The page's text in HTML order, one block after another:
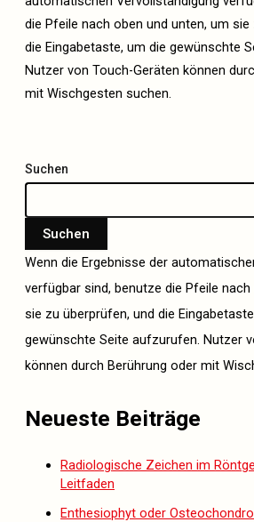
die Pfeile nach oben und unten, um
die Eingabetaste, um die gewünschte
Nutzer von Touch-Geräten können
mit Wischgesten suchen.
Suchen
Suchen
Wenn die Ergebnisse der
verfügbar sind, benutze die Pfeile
sie zu überprüfen, und die
gewünschte Seite aufzurufen. Nutzer
können durch Berührung oder mit
Neueste Beiträge
Radiologische Zeichen im
Leitfaden
Enthesiophyt oder